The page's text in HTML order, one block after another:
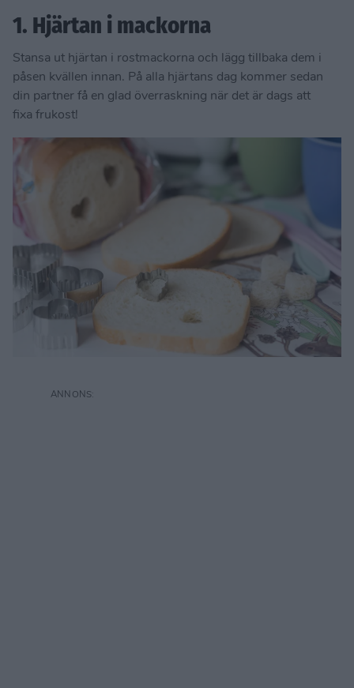
1. Hjärtan i mackorna
Stansa ut hjärtan i rostmackorna och lägg tillbaka dem i
påsen kvällen innan. På alla hjärtans dag kommer sedan
din partner få en glad överraskning när det är dags att
fixa frukost!